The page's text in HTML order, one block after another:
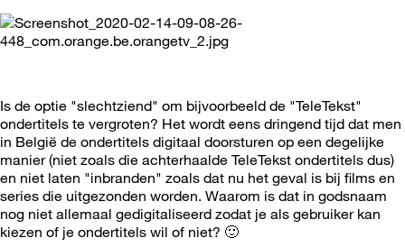
Is de optie "slechtziend" om bijvoorbeeld de "TeleTekst"
ondertitels te vergroten? Het wordt eens dringend tijd dat men
in België de ondertitels digitaal doorsturen op een degelijke
manier (niet zoals die achterhaalde TeleTekst ondertitels dus)
en niet laten "inbranden" zoals dat nu het geval is bij films en
series die uitgezonden worden. Waarom is dat in godsnaam
nog niet allemaal gedigitaliseerd zodat je als gebruiker kan
kiezen of je ondertitels wil of niet? 🙂